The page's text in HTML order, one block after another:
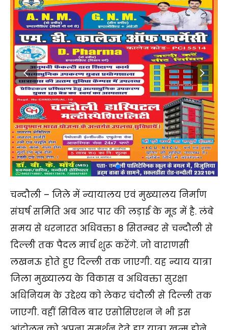
चन्दौली – जिले में न्यायालय एवं मुख्यालय निर्माण
संघर्ष समिति अब आर पार की लड़ाई के मूड में है. लंबे
समय से धरनारत अधिवक्ता 8 सितम्बर से चन्दौली से
दिल्ली तक पैदल मार्च शुरू करेंगे. जो वाराणसी
लखनऊ होते हुए दिल्ली तक जाएगी. यह न्याय यात्रा
जिला मुख्यालय के विकास व अधिवक्ता सुरक्षा
अधिनियम के उद्देश्य को लेकर चंदौली से दिल्ली तक
जाएगी. वहीं सिविल बार एसोसिएशन ने भी इस